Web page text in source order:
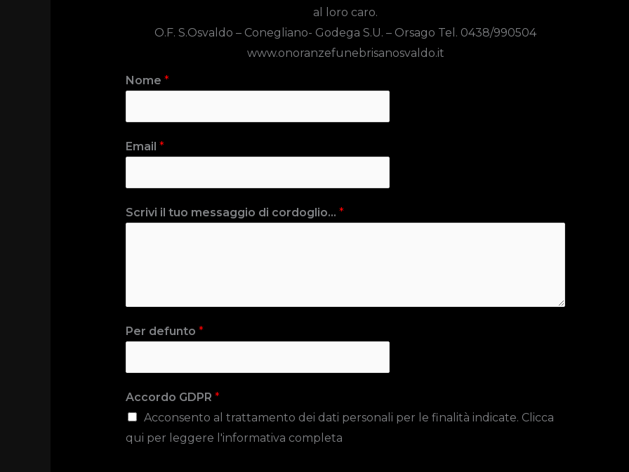
al loro caro.
O.F. S.Osvaldo – Conegliano- Godega S.U. – Orsago Tel. 0438/990504
www.onoranzefunebrisanosvaldo.it
Nome *
Email *
Scrivi il tuo messaggio di cordoglio... *
Per defunto *
Accordo GDPR *
Acconsento al trattamento dei dati personali per le finalità indicate. Clicca
qui per leggere l'informativa completa